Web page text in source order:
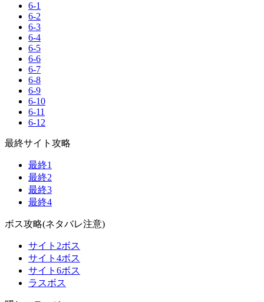
6-1
6-2
6-3
6-4
6-5
6-6
6-7
6-8
6-9
6-10
6-11
6-12
最終サイト攻略
最終1
最終2
最終3
最終4
ボス攻略(ネタバレ注意)
サイト2ボス
サイト4ボス
サイト6ボス
ラスボス